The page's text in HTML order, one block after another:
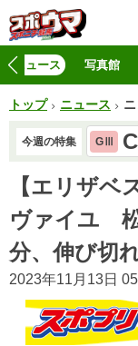
ニュース 写真館
トップ ニュース
今週の特集 GⅢ
【エリザベ
ヴァイユ
分、伸び切
2023年11月13日